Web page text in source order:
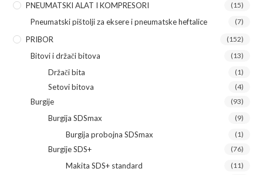
PNEUMATSKI ALAT I KOMPRESORI (15)
Pneumatski pištolji za eksere i pneumatske heftalice (7)
PRIBOR (152)
Bitovi i držači bitova (13)
Držači bita (1)
Setovi bitova (4)
Burgije (93)
Burgija SDSmax (9)
Burgija probojna SDSmax (1)
Burgije SDS+ (76)
Makita SDS+ standard (11)